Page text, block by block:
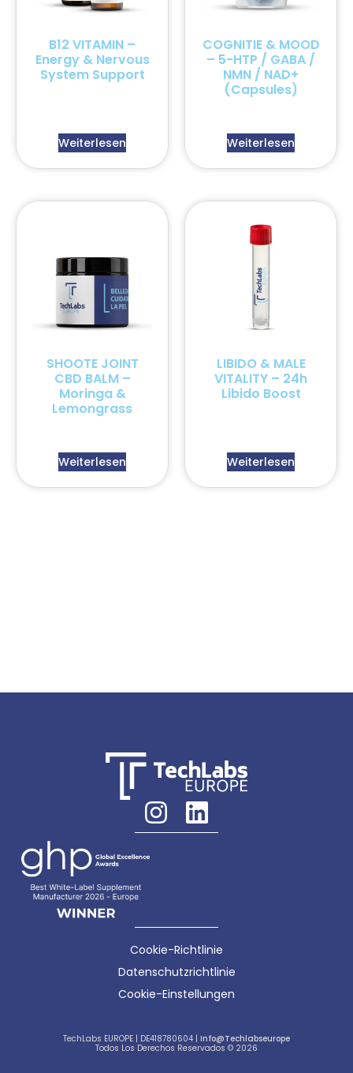
B12 VITAMIN –
Energy & Nervous
System Support
Weiterlesen
COGNITIE & MOOD
– 5-HTP / GABA /
NMN / NAD+
(Capsules)
Weiterlesen
SHOOTE JOINT
CBD BALM –
Moringa &
Lemongrass
Weiterlesen
LIBIDO & MALE
VITALITY – 24h
Libido Boost
Weiterlesen
Cookie-Richtlinie
Datenschutzrichtlinie
Cookie-Einstellungen
TechLabs EUROPE | DE418780604 | Info@techlabseurope
Todos Los Derechos Reservados © 2026